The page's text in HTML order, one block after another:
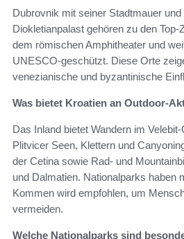
Dubrovnik mit seiner Stadtmauer
Diokletianpalast gehören zu den Top-
dem römischen Amphitheater und
UNESCO-geschützt. Diese Orte
venezianische und byzantinische
Was bietet Kroatien an Outdoor-
Das Inland bietet Wandern im
Plitvicer Seen, Klettern und
der Cetina sowie Rad- und
und Dalmatien. Nationalparks haben
Kommen wird empfohlen, um
vermeiden.
Welche Nationalparks sind